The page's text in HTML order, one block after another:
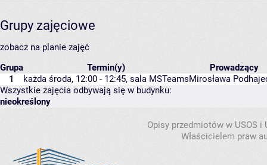
Grupy zajęciowe
zobacz na planie zajęć
Grupa
Termin(y)
Prowadzący
1
każda środa, 12:00 - 12:45, sala MSTeamsMirosława
Wszystkie zajęcia odbywają się w budynku:
nieokreślony
Opisy przedmiotów w USOS
Właścicielem praw